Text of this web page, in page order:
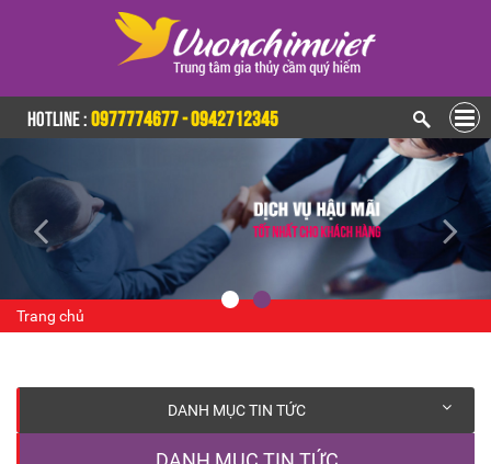
HOTLINE :0977774677 - 0942712345
Trang chủ
DANH MỤC TIN TỨC